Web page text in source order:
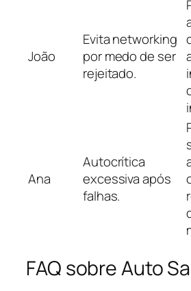
João
Evita networking
por medo de ser
rejeitado.
Ana
Autocrítica
excessiva após
falhas.
FAQ sobre Auto